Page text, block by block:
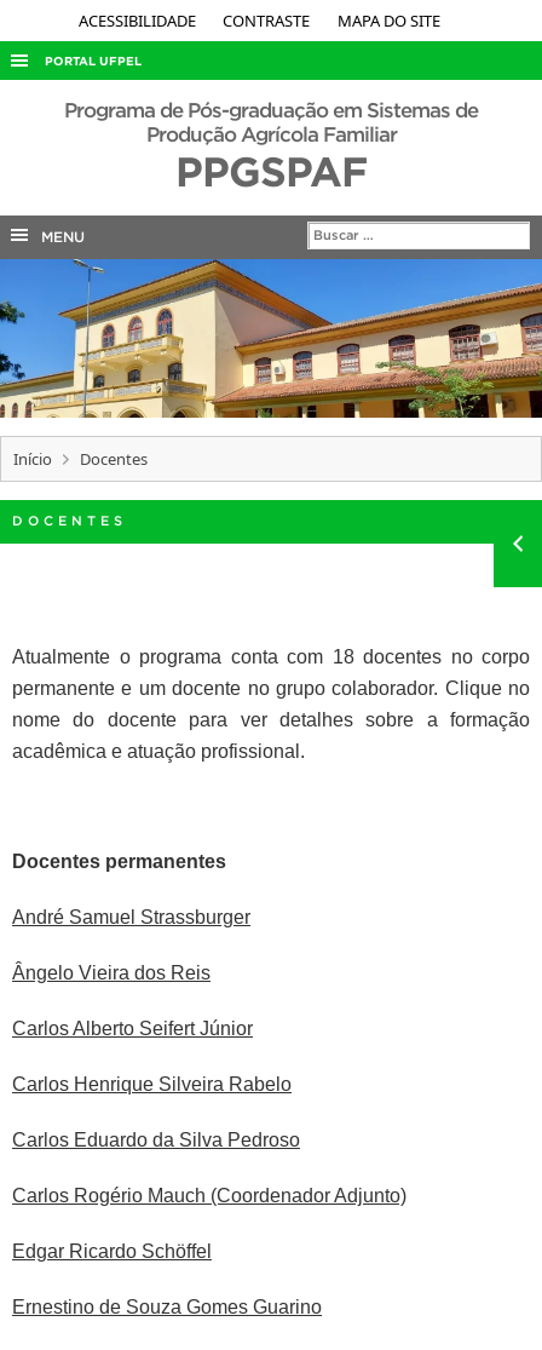
ACESSIBILIDADE CONTRASTE MAPA DO SITE
PORTAL UFPEL
ACESSO À INFORMAÇÃO
EDITAIS
INTERNACIONAL
OUVIDORIA
PORTARIAS
Programa de Pós-graduação em Sistemas de
Produção Agrícola Familiar
PPGSPAF
MENU
Início Docentes
DOCENTES
Atualmente o programa conta com 18 docentes no corpo
permanente e um docente no grupo colaborador. Clique no
nome do docente para ver detalhes sobre a formação
acadêmica e atuação profissional.
Docentes permanentes
André Samuel Strassburger
Ângelo Vieira dos Reis
Carlos Alberto Seifert Júnior
Carlos Henrique Silveira Rabelo
Carlos Eduardo da Silva Pedroso
Carlos Rogério Mauch (Coordenador Adjunto)
Edgar Ricardo Schöffel
Ernestino de Souza Gomes Guarino